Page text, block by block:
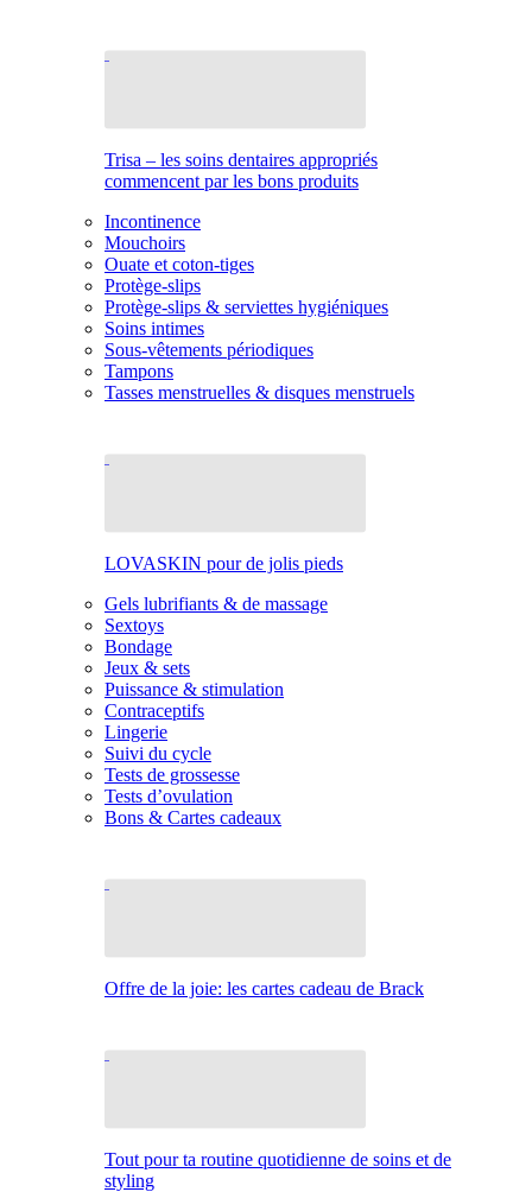
Trisa – les soins dentaires appropriés
commencent par les bons produits
Incontinence
Mouchoirs
Ouate et coton-tiges
Protège-slips
Protège-slips & serviettes hygiéniques
Soins intimes
Sous-vêtements périodiques
Tampons
Tasses menstruelles & disques menstruels
LOVASKIN pour de jolis pieds
Gels lubrifiants & de massage
Sextoys
Bondage
Jeux & sets
Puissance & stimulation
Contraceptifs
Lingerie
Suivi du cycle
Tests de grossesse
Tests d’ovulation
Bons & Cartes cadeaux
Offre de la joie: les cartes cadeau de Brack
Tout pour ta routine quotidienne de soins et de
styling